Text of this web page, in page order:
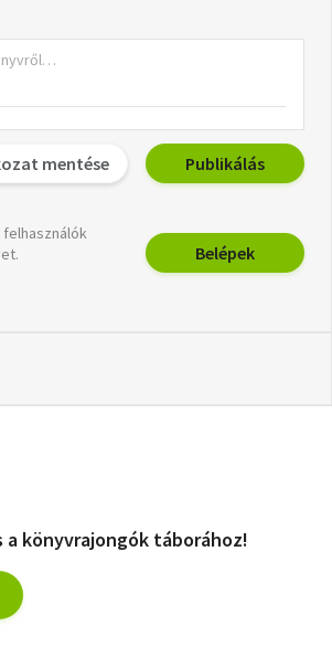
mentése Publikálás
Belépek
a könyvrajongók táborához!